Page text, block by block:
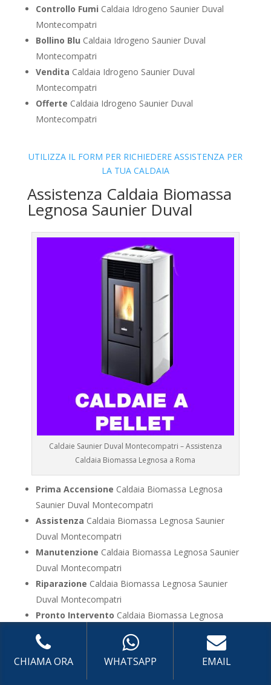
Controllo Fumi Caldaia Idrogeno Saunier Duval
Montecompatri
Bollino Blu Caldaia Idrogeno Saunier Duval
Montecompatri
Vendita Caldaia Idrogeno Saunier Duval
Montecompatri
Offerte Caldaia Idrogeno Saunier Duval
Montecompatri
UTILIZZA IL FORM PER RICHIEDERE ASSISTENZA PER
LA TUA CALDAIA
Assistenza Caldaia Biomassa
Legnosa Saunier Duval
Caldaie Saunier Duval Montecompatri – Assistenza
Caldaia Biomassa Legnosa a Roma
Prima Accensione Caldaia Biomassa Legnosa
Saunier Duval Montecompatri
Assistenza Caldaia Biomassa Legnosa Saunier
Duval Montecompatri
Manutenzione Caldaia Biomassa Legnosa Saunier
Duval Montecompatri
Riparazione Caldaia Biomassa Legnosa Saunier
Duval Montecompatri
Pronto Intervento Caldaia Biomassa Legnosa
Sostituzione
Caldaia Biomassa Legnosa Saunier
Duval Montecompatri
Caldaia Biomassa Legnosa Saunier Duval
CHIAMA ORA WHATSAPP EMAIL